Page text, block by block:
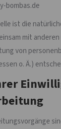
bombas.de
ist die
mit
von
o. Ä.)